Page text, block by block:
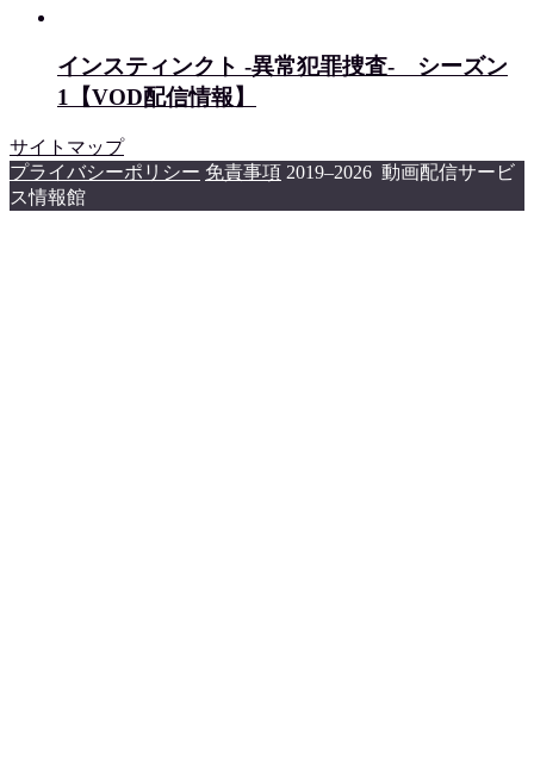
インスティンクト -異常犯罪捜査- シーズン
1【VOD配信情報】
サイトマップ
プライバシーポリシー 免責事項 2019–2026 動画配信サービ
ス情報館